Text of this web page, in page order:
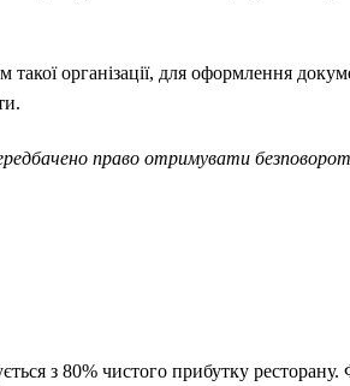
організації, для оформлення
право отримувати
з 80% чистого прибутку ресторану.